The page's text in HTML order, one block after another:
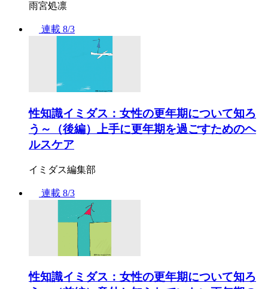
雨宮処凛
連載 8/3
性知識イミダス：女性の更年期について知ろ
う～（後編）上手に更年期を過ごすためのヘ
ルスケア
イミダス編集部
連載 8/3
性知識イミダス：女性の更年期について知ろ